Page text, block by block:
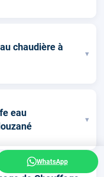
chaudière à
▾
eau
▾
WhatsApp